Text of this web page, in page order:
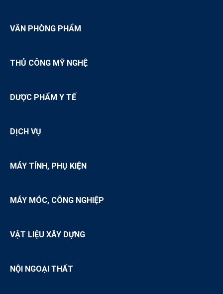
VĂN PHÒNG PHẨM
THỦ CÔNG MỸ NGHỆ
DƯỢC PHẨM Y TẾ
DỊCH VỤ
MÁY TÍNH, PHỤ KIỆN
MÁY MÓC, CÔNG NGHIỆP
VẬT LIỆU XÂY DỰNG
NỘI NGOẠI THẤT